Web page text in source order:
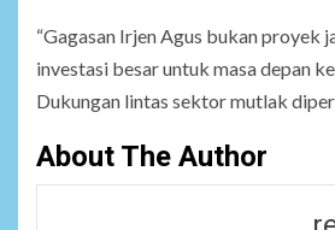
“Gagasan Irjen Agus bukan proyek
investasi besar untuk masa depan
Dukungan lintas sektor mutlak
About The Author